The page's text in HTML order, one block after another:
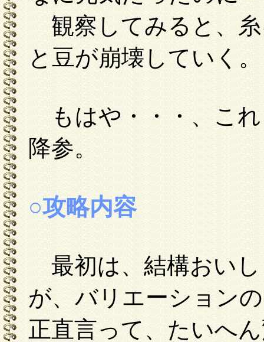
観察してみると、糸
と豆が崩壊していく。
もはや・・・、これ
降参。
○攻略内容
最初は、結構おいし
が、バリエーション
正直言って、たいへ